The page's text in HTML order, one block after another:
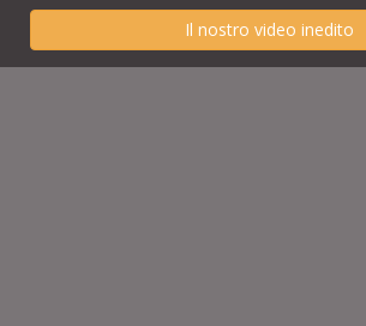
Il nostro video inedito